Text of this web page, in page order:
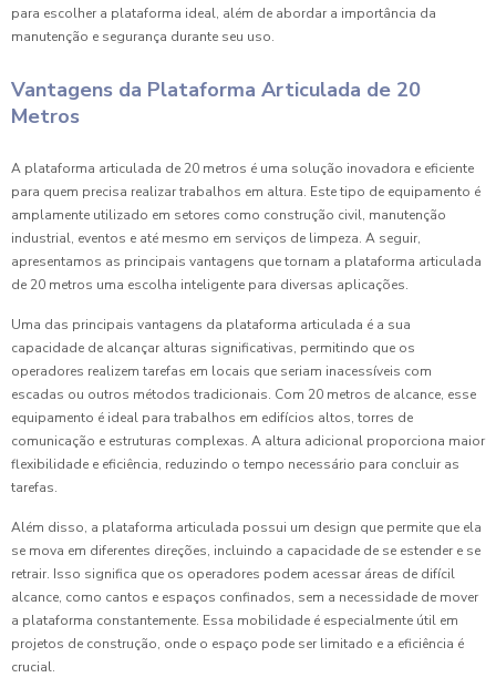
para escolher a plataforma ideal, além de abordar a importância da
manutenção e segurança durante seu uso.
Vantagens da Plataforma Articulada de 20
Metros
A plataforma articulada de 20 metros é uma solução inovadora e eficiente
para quem precisa realizar trabalhos em altura. Este tipo de equipamento é
amplamente utilizado em setores como construção civil, manutenção
industrial, eventos e até mesmo em serviços de limpeza. A seguir,
apresentamos as principais vantagens que tornam a plataforma articulada
de 20 metros uma escolha inteligente para diversas aplicações.
Uma das principais vantagens da plataforma articulada é a sua
capacidade de alcançar alturas significativas, permitindo que os
operadores realizem tarefas em locais que seriam inacessíveis com
escadas ou outros métodos tradicionais. Com 20 metros de alcance, esse
equipamento é ideal para trabalhos em edifícios altos, torres de
comunicação e estruturas complexas. A altura adicional proporciona maior
flexibilidade e eficiência, reduzindo o tempo necessário para concluir as
tarefas.
Além disso, a plataforma articulada possui um design que permite que ela
se mova em diferentes direções, incluindo a capacidade de se estender e se
retrair. Isso significa que os operadores podem acessar áreas de difícil
alcance, como cantos e espaços confinados, sem a necessidade de mover
a plataforma constantemente. Essa mobilidade é especialmente útil em
projetos de construção, onde o espaço pode ser limitado e a eficiência é
crucial.